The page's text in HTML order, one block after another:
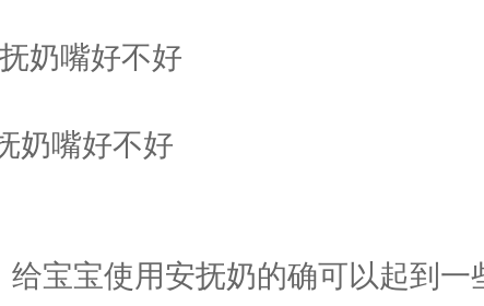
奶嘴好不好
宝使用安抚奶的确可以起到一